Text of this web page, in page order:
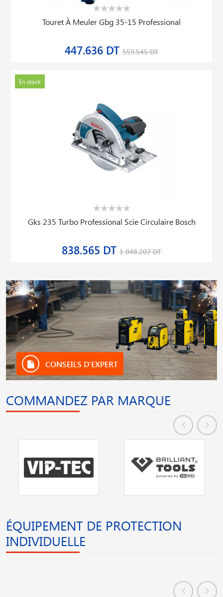
Touret À Meuler Gbg 35-15 Professional
447.636 DT 559.545 DT
En stock
Gks 235 Turbo Professional Scie Circulaire Bosch
838.565 DT 1 048.207 DT
CONSEILS D’EXPERT
COMMANDEZ PAR MARQUE
ÉQUIPEMENT DE PROTECTION
INDIVIDUELLE